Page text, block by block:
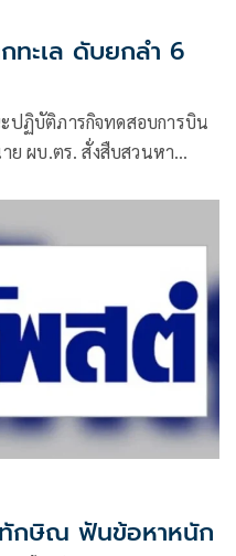
ทะเล ดับยกลำ 6
ปฏิบัติภารกิจทดสอบการบิน
นหา
พท.ตัดหางพีช ปัดเอี่ยวทักษิณ ฟันข้อหาหนัก